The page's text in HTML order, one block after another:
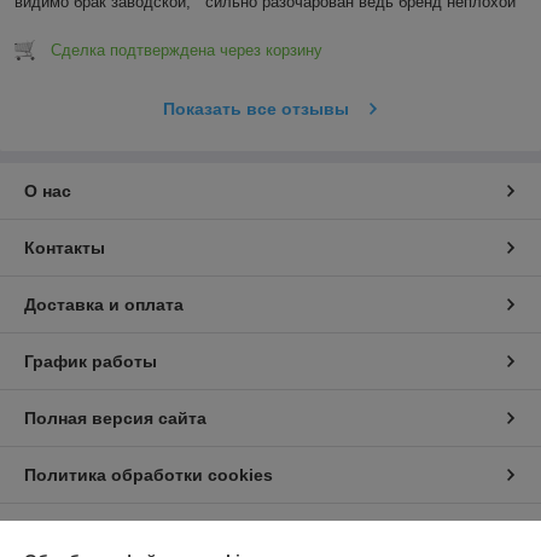
Сделка подтверждена через корзину
Показать все отзывы
О нас
Контакты
Доставка и оплата
График работы
Полная версия сайта
Политика обработки cookies